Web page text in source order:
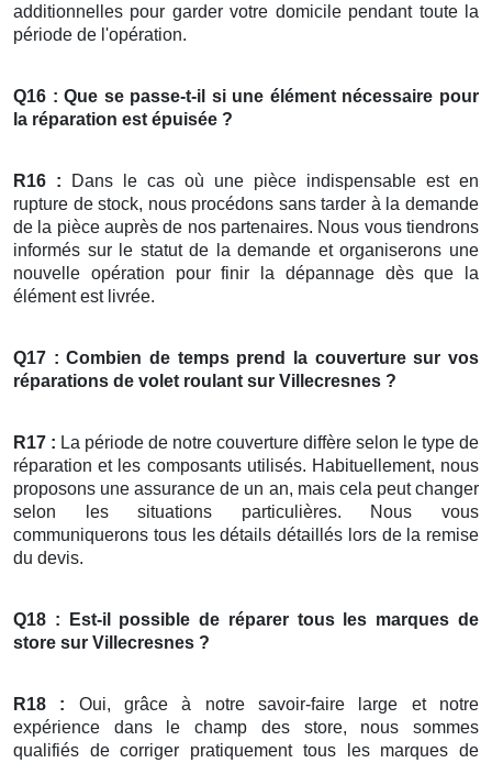
additionnelles pour garder votre domicile pendant toute la
période de l'opération.
Q16 : Que se passe-t-il si une élément nécessaire pour
la réparation est épuisée ?
R16 : Dans le cas où une pièce indispensable est en
rupture de stock, nous procédons sans tarder à la demande
de la pièce auprès de nos partenaires. Nous vous tiendrons
informés sur le statut de la demande et organiserons une
nouvelle opération pour finir la dépannage dès que la
élément est livrée.
Q17 : Combien de temps prend la couverture sur vos
réparations de volet roulant sur Villecresnes ?
R17 : La période de notre couverture diffère selon le type de
réparation et les composants utilisés. Habituellement, nous
proposons une assurance de un an, mais cela peut changer
selon les situations particulières. Nous vous
communiquerons tous les détails détaillés lors de la remise
du devis.
Q18 : Est-il possible de réparer tous les marques de
store sur Villecresnes ?
R18 : Oui, grâce à notre savoir-faire large et notre
expérience dans le champ des store, nous sommes
qualifiés de corriger pratiquement tous les marques de